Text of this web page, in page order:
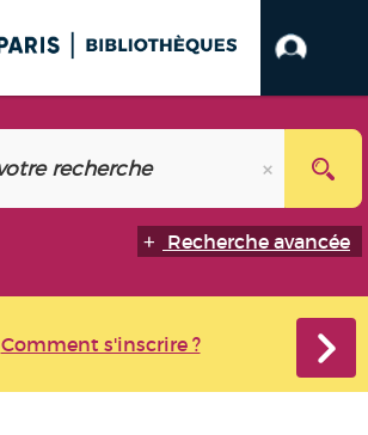
Recherche avancée
Comment s'inscrire ?